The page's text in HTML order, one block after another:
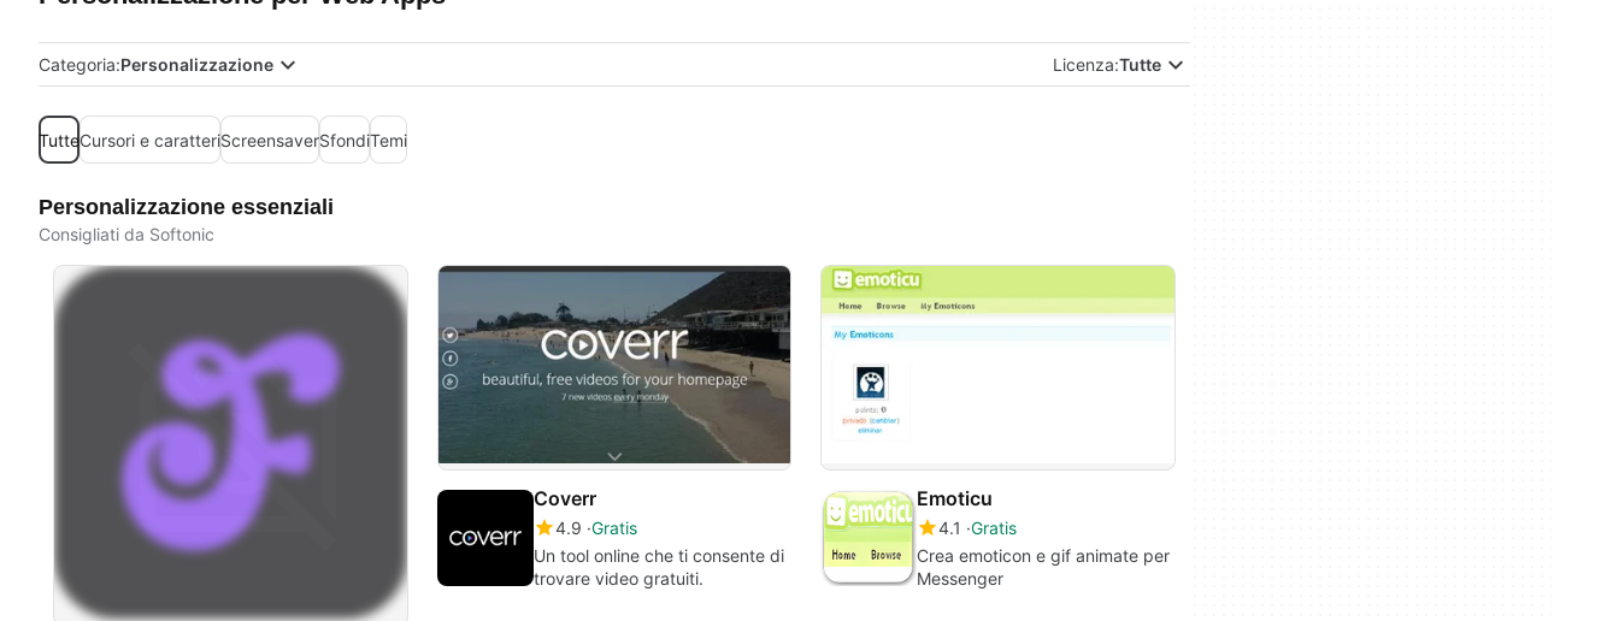
Categoria:Personalizzazione Licenza:Tutte
TutteCursori e caratteriScreensaverSfondiTemi
Personalizzazione essenziali
Consigliati da Softonic
Coverr
4.9 Gratis
Un tool online che ti consente di
trovare video gratuiti.
Emoticu
4.1
Gratis
Crea emoticon e gif animate per
Messenger